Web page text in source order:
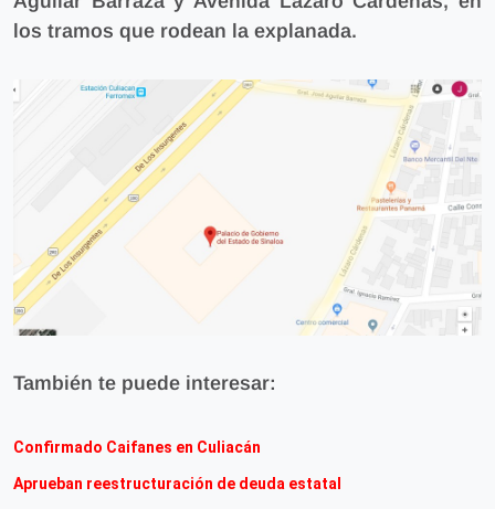
los tramos que rodean la explanada.
También te puede interesar:
Confirmado Caifanes en Culiacán
Aprueban reestructuración de deuda estatal